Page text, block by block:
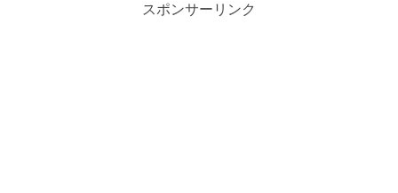
スポンサーリンク